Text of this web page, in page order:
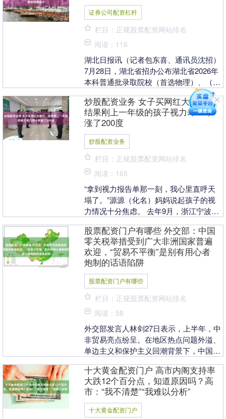
证券公司配资杠杆
栏目：正规股票配资网站排名
阅读：116
湖北日报讯（记者包东喜、通讯员沈招）
7月28日，湖北省招办公布湖北省2026年
本科普通批录取院校（首选物理）、（首
选历史）第一次征集志愿投档最低分和
2026年技....
炒股配资业务 女子买网红大路灯，
结果刚上一年级的孩子视力却一年
涨了200度
炒股配资业务
栏目：正规股票配资网站排名
阅读：165
“拿到视力报告单那一刻，我心里直呼天
塌了。”源源（化名）妈妈说起孩子的视
力情况十分焦虑。 去年9月，浙江宁波的
书、写作业等近....
股票配资门户有哪些 外交部：中国
零关税举措受到广大非洲国家普遍
欢迎，“贸易不平衡”是别有用心者
炮制的话语陷阱
股票配资门户有哪些
栏目：正规股票配资网站排名
阅读：58
外交部发言人林剑27日表示，上半年，中
非贸易亮点纷呈。在地区热点问题外溢、
单边主义和保护主义回潮背景下，中国以
配资门户有哪些....
十大黄金配资门户 高市内阁支持率
大跌12个百分点，知道原因吗？高
市：“我不清楚”“我难以分析”
十大黄金配资门户